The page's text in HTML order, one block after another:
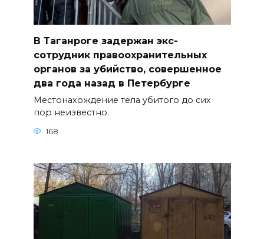
В Таганроге задержан экс-
сотрудник правоохранительных
органов за убийство, совершенное
два года назад в Петербурге
Местонахождение тела убитого до сих
пор неизвестно.
168